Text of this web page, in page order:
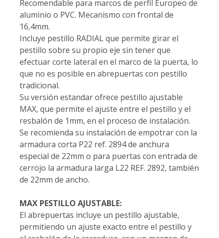
Recomendable para marcos de perfil Europeo de
aluminio o PVC. Mecanismo con frontal de
16,4mm.
Incluye pestillo RADIAL que permite girar el
pestillo sobre su propio eje sin tener que
efectuar corte lateral en el marco de la puerta, lo
que no es posible en abrepuertas con pestillo
tradicional.
Su versión estandar ofrece pestillo ajustable
MAX, que permite el ajuste entre el pestillo y el
resbalón de 1mm, en el proceso de instalación.
Se recomienda su instalación de empotrar con la
armadura corta P22 ref. 2894 de anchura
especial de 22mm o para puertas con entrada de
cerrojo la armadura larga L22 REF. 2892, también
de 22mm de ancho.
MAX PESTILLO AJUSTABLE:
El abrepuertas incluye un pestillo ajustable,
permitiendo un ajuste exacto entre el pestillo y